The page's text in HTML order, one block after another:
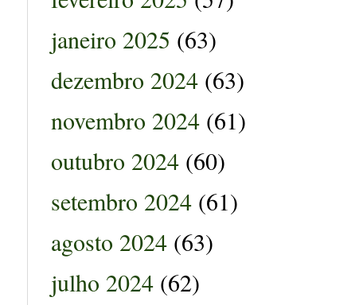
janeiro 2025 (63)
dezembro 2024 (63)
novembro 2024 (61)
outubro 2024 (60)
setembro 2024 (61)
agosto 2024 (63)
julho 2024 (62)